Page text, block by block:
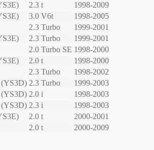
2.3 t
1998-2009
3.0 V6t
1998-2005
2.3 Turbo
1999-2001
2.3 Turbo
1999-2001
2.0 Turbo SE 1998-2000
2.0 t
1998-2000
2.3 Turbo
1998-2002
(YS3D) 2.3 Turbo
1999-2003
(YS3D) 2.0 i
1998-2003
(YS3D) 2.3 i
1998-2003
2.0 t
2000-2001
2.0 t
2000-2009